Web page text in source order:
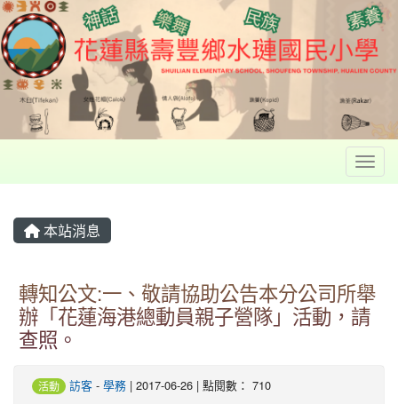
本站消息
轉知公文:一、敬請協助公告本分公司所舉
辦「花蓮海港總動員親子營隊」活動，請
查照。
活動 訪客 - 學務 | 2017-06-26 | 點閱數： 710